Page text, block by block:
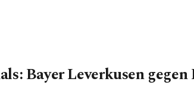
Bayer Leverkusen